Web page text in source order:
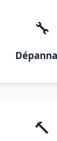
🔧
🔨